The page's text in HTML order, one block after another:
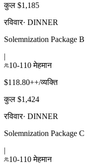
कुल $1,185
रविवार· DINNER
Solemnization Package B
|
10-110 मेहमान
$118.80++/व्यक्ति
कुल $1,424
रविवार· DINNER
Solemnization Package C
|
10-110 मेहमान